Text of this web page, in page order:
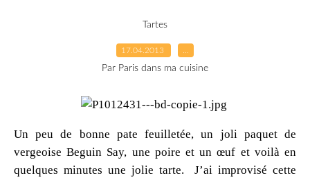
Tartes
17.04.2013
Par Paris dans ma cuisine
Un peu de bonne pate feuilletée, un joli paquet de
vergeoise Beguin Say, une poire et un œuf et voilà en
quelques minutes une jolie tarte. J’ai improvisé cette